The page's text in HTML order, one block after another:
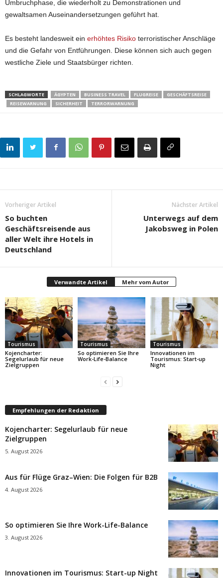
Umbruchphase, die wiederholt zu Demonstrationen und
gewaltsamen Auseinandersetzungen geführt hat.
Es besteht landesweit ein erhöhtes Risiko terroristischer Anschläge
und die Gefahr von Entführungen. Diese können sich auch gegen
westliche Ziele und Staatsbürger richten.
SCHLAGWORTE ÄGYPTEN BUSINESS TRAVEL FLUGREISE
GESCHÄFTSREISE
REISEWARNUNG
SICHERHEIT TERRORWARNUNG
Vorheriger Artikel
So buchten
Geschäftsreisende aus
aller Welt ihre Hotels in
Deutschland
Nächster Artikel
Unterwegs auf dem
Jakobsweg in Polen
Verwandte Artikel Mehr vom Autor
Tourismus
Kojencharter:
Segelurlaub für neue
Zielgruppen
Tourismus
So optimieren Sie Ihre
Work-Life-Balance
Tourismus
Innovationen im
Tourismus: Start-up
Night
Empfehlungen der Redaktion
Kojencharter: Segelurlaub für neue
Zielgruppen
5. August 2026
Aus für Flüge Graz–Wien: Die Folgen für B2B
4. August 2026
So optimieren Sie Ihre Work-Life-Balance
3. August 2026
Innovationen im Tourismus: Start-up Night